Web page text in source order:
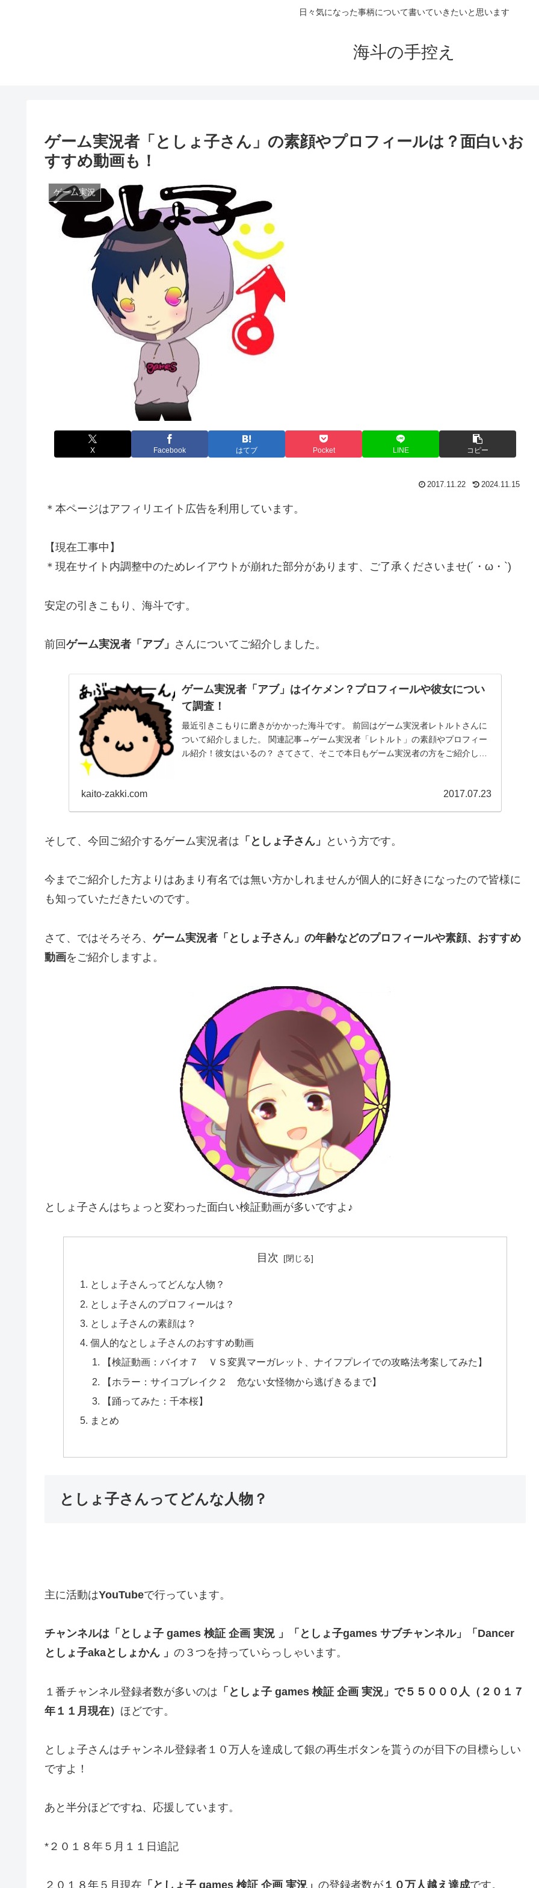
日々気になった事柄について書いていきたいと思います
海斗の手控え
ゲーム実況者「としょ子さん」の素顔やプロフィールは？面白いお
すすめ動画も！
ゲーム実況
X Facebook はてブ Pocket LINE コピー
2017.11.22 2024.11.15
＊本ページはアフィリエイト広告を利用しています。
【現在工事中】
＊現在サイト内調整中のためレイアウトが崩れた部分があります、ご了承くださいませ(´・ω・`)
安定の引きこもり、海斗です。
前回ゲーム実況者「アブ」 さんについてご紹介しました。
ゲーム実況者「アブ」はイケメン？プロフィールや彼女につい
て調査！
最近引きこもりに磨きがかかった海斗です。 前回はゲーム実況者レトルトさんに
ついて紹介しました。 関連記事→ゲーム実況者「レトルト」の素顔やプロフィー
ル紹介！彼女はいるの？ さてさて、そこで本日もゲーム実況者の方をご紹介しち
kaito-zakki.com 2017.07.23
そして、今回ご紹介するゲーム実況者は 「としょ子さん」 という方です。
今までご紹介した方よりはあまり有名では無い方かしれませんが個人的に好きになったので皆様に
も知っていただきたいのです。
さて、ではそろそろ、 ゲーム実況者「としょ子さん」の年齢などのプロフィールや素顔、おすすめ
動画をご紹介しますよ。
としょ子さんはちょっと変わった面白い検証動画が多いですよ♪
目次
としょ子さんってどんな人物？
としょ子さんのプロフィールは？
としょ子さんの素顔は？
個人的なとしょ子さんのおすすめ動画
【検証動画：バイオ７ ＶＳ変異マーガレット、ナイフプレイでの攻略法考案してみた】
【ホラー：サイコブレイク２ 危ない女怪物から逃げきるまで】
【踊ってみた：千本桜】
まとめ
としょ子さんってどんな人物？
主に活動はYouTubeで行っています。
チャンネルは「としょ子 games 検証 企画 実況 」「としょ子games サブチャンネル」「Dancer
としょ子akaとしょかん 」 の３つを持っていらっしゃいます。
１番チャンネル登録者数が多いのは 「としょ子 games 検証 企画 実況」で５５０００人（２０１７
年１１月現在） ほどです。
としょ子さんはチャンネル登録者１０万人を達成して銀の再生ボタンを貰うのが目下の目標らしい
ですよ！
あと半分ほどですね、応援しています。
*２０１８年５月１１日追記
２０１８年５月現在 「としょ子 games 検証 企画 実況」 の登録者数が １０万人越え達成です。